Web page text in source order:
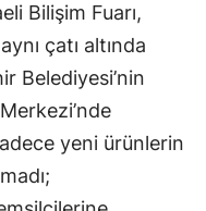
Erzurum
Eskişehir
Gaziantep
Giresun
Gümüşhane
Bilişim Fuarı,
çatı altında
Belediyesi’nin
yeni ürünlerin